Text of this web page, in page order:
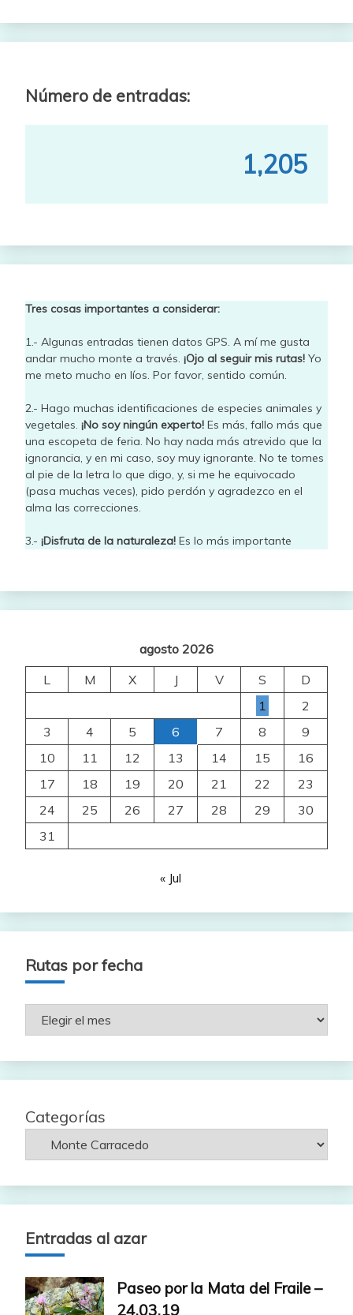
Número de entradas:
1,205
Tres cosas importantes a considerar:
1.- Algunas entradas tienen datos GPS. A mí me gusta
andar mucho monte a través. ¡Ojo al seguir mis rutas! Yo
me meto mucho en líos. Por favor, sentido común.
2.- Hago muchas identificaciones de especies animales y
vegetales. ¡No soy ningún experto! Es más, fallo más que
una escopeta de feria. No hay nada más atrevido que la
ignorancia, y en mi caso, soy muy ignorante. No te tomes
al pie de la letra lo que digo, y, si me he equivocado
(pasa muchas veces), pido perdón y agradezco en el
alma las correcciones.
3.- ¡Disfruta de la naturaleza! Es lo más importante
agosto 2026
L
M X J V S
D
1
2
3
4 5 6 7 8
9
10
11 12 13 14 15
16
17
18 19 20 21 22
23
24
25 26 27 28 29
30
31
« Jul
Rutas por fecha
Rutas
por
Categorías
Entradas al azar
Paseo por la Mata del Fraile –
24.03.19